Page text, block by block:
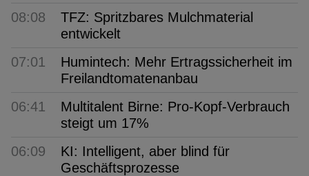
08:08
TFZ: Spritzbares Mulchmaterial
entwickelt
07:01
Humintech: Mehr Ertragssicherheit im
Freilandtomatenanbau
06:41
Multitalent Birne: Pro-Kopf-Verbrauch
steigt um 17%
06:09
KI: Intelligent, aber blind für
Geschäftsprozesse